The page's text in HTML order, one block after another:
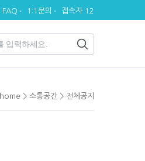
FAQ 1:1문의 접속자 12
home > 소통공간 > 전체공지